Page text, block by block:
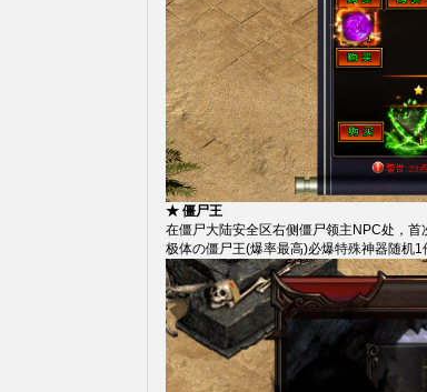
★ 僵尸王
在僵尸大陆安全区右侧僵尸领主NPC处，
极体の僵尸王(爆率最高)必爆特殊神器随机